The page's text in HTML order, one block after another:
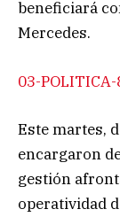
beneficiará
Mercedes.
03-POLITICA-
Este martes,
encargaron
gestión
operatividad